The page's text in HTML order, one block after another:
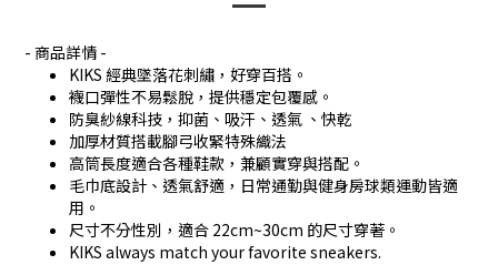
- 商品詳情 -
KIKS 經典墜落花刺繡，好穿百搭。
襪口彈性不易鬆脫，提供穩定包覆感。
防臭紗線科技，抑菌、吸汗、透氣 、快乾
加厚材質搭載腳弓收緊特殊織法
高筒長度適合各種鞋款，兼顧實穿與搭配。
毛巾底設計、透氣舒適，日常通勤與健身房球類運動皆適
用。
尺寸不分性別，適合 22cm~30cm 的尺寸穿著。
KIKS always match your favorite sneakers.